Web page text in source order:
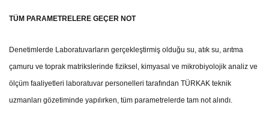
TÜM PARAMETRELERE GEÇER NOT
Denetimlerde Laboratuvarların gerçekleştirmiş olduğu su, atık su, arıtma
çamuru ve toprak matrikslerinde fiziksel, kimyasal ve mikrobiyolojik analiz ve
ölçüm faaliyetleri laboratuvar personelleri tarafından TÜRKAK teknik
uzmanları gözetiminde yapılırken, tüm parametrelerde tam not alındı.